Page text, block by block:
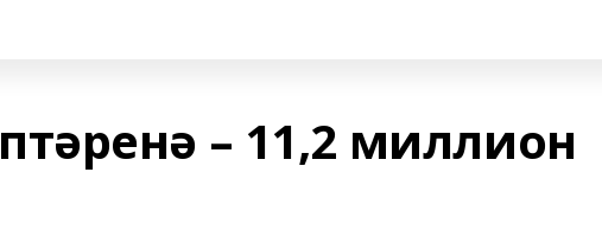
– 11,2 миллион